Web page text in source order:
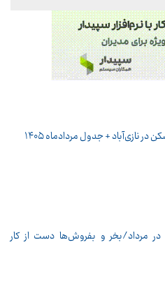
نازی‌آباد + جدول مردادماه ۱۴۰۵
مرداد/بخر و بفروش‌ها دست از کار